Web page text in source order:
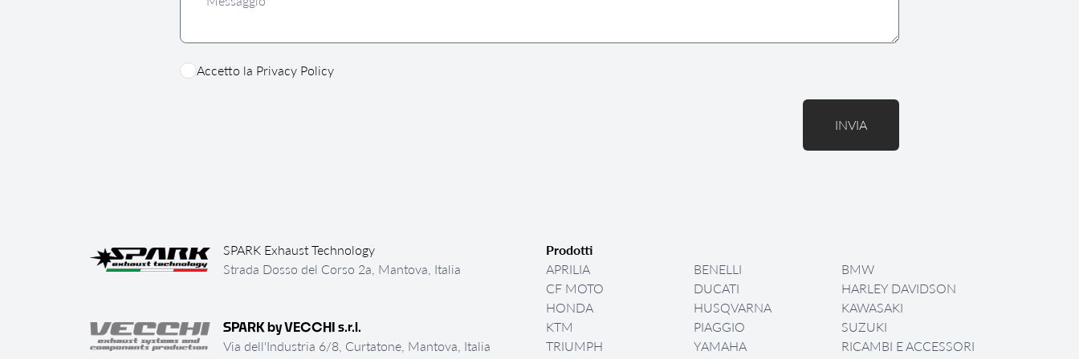
Accetto la Privacy Policy
INVIA
SPARK Exhaust Technology
Strada Dosso del Corso 2a, Mantova, Italia
SPARK by VECCHI s.r.l.
Via dell'Industria 6/8, Curtatone, Mantova, Italia
Prodotti
APRILIA
BENELLI
BMW
CF MOTO
DUCATI
HARLEY DAVIDSON
HONDA
HUSQVARNA
KAWASAKI
KTM
PIAGGIO
SUZUKI
TRIUMPH
YAMAHA
RICAMBI E ACCESSORI